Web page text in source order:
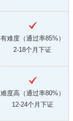
有难度（通过率85%）
2-18个月下证
难度高（通过率80%）
12-24个月下证